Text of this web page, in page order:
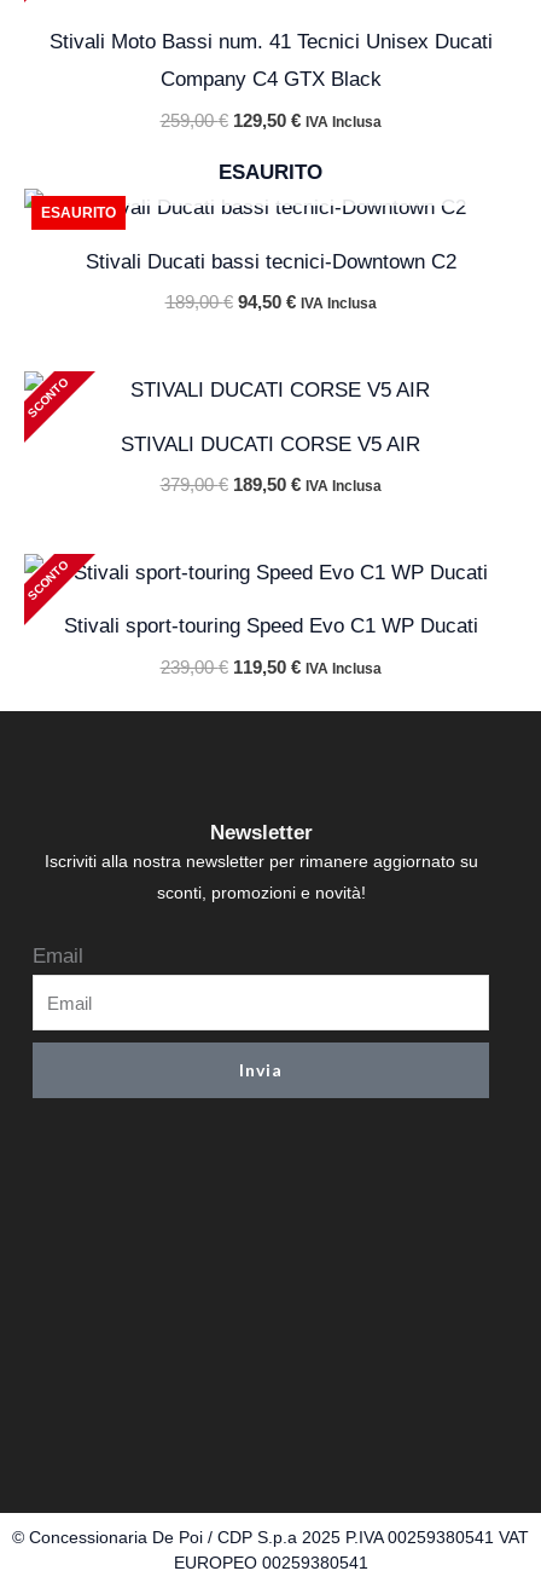
Stivali Moto Bassi num. 41 Tecnici Unisex Ducati
Company C4 GTX Black
259,00€
259,00 €.
129,50 €
129,50 €.
IVA Inclusa
ESAURITO
ESAURITO
Stivali Ducati bassi tecnici-Downtown C2
189,00€
Il
era:
189,00 €.
94,50 €
Il
è:
94,50 €.
IVA Inclusa
SCONTO
STIVALI DUCATI CORSE V5 AIR
379,00€
Il
era:
379,00 €.
189,50 €
Il
è:
189,50 €.
IVA Inclusa
SCONTO
Stivali sport-touring Speed Evo C1 WP Ducati
239,00€
Il
prezzo
era:
239,00 €.
119,50 €
Il
è:
119,50 €.
IVA Inclusa
Newsletter
Iscriviti alla nostra newsletter per rimanere aggiornato su
sconti, promozioni e novità!
Email
Invia
© Concessionaria De Poi / CDP S.p.a 2025 P.IVA 00259380541 VAT
EUROPEO 00259380541